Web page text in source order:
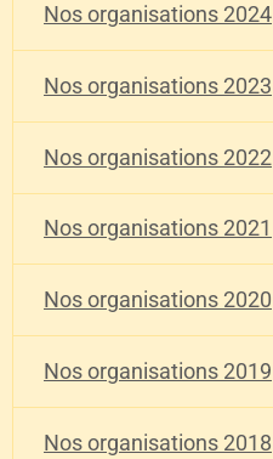
Nos organisations 2024
Nos organisations 2023
Nos organisations 2022
Nos organisations 2021
Nos organisations 2020
Nos organisations 2019
Nos organisations 2018